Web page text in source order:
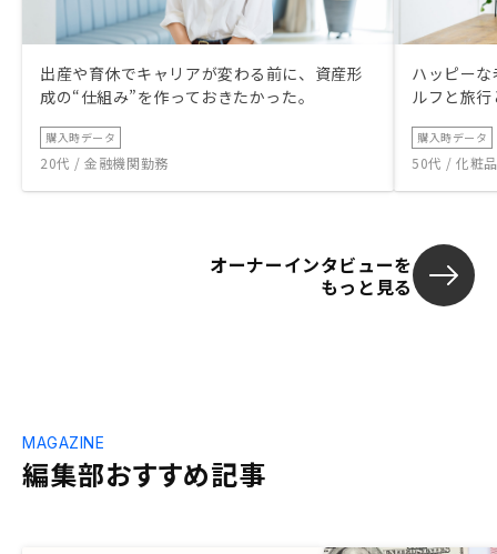
出産や育休でキャリアが変わる前に、資産形
成の“仕組み”を作っておきたかった。
購入時データ
20代 / 金融機関勤務
ハッピー
ルフと旅
購入時データ
50代 / 化粧
オーナーインタビューを
もっと見る
編集部おすすめ記事
MAGAZINE